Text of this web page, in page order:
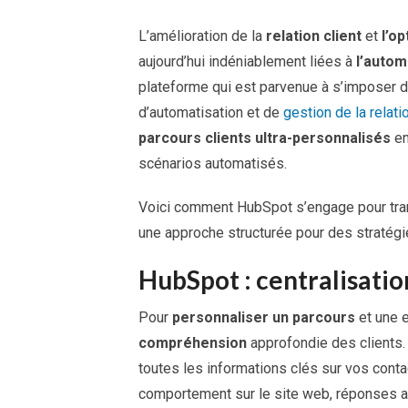
L’amélioration de la relation client et
aujourd’hui indéniablement liées à
plateforme qui est parvenue à s’imposer
d’automatisation et de gestion de la
parcours clients ultra-personnalisés
scénarios automatisés.
Voici comment HubSpot s’engage pour
une approche structurée pour des
HubSpot :
Pour personnaliser un parcours et une
compréhension approfondie des
toutes les informations clés sur vos
comportement sur le site web, réponses